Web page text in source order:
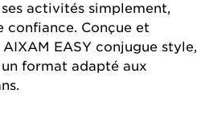
activités simplement,
confiance. Conçue et
EASY conjugue style,
format adapté aux